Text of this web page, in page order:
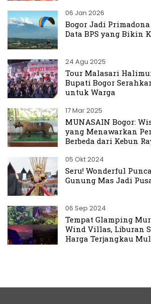
06 Jan 2026
Bogor Jadi
Data BPS yang Bikin
24 Agu 2025
Tour Malasari
Bupati Bogor
untuk Warga
17 Mar 2025
MUNASAIN Bogor:
yang Menawarkan
Berbeda dari Kebun
05 Okt 2024
Seru! Wonderful
Gunung Mas Jadi
06 Sep 2024
Tempat Glamping
Wind Villas, Liburan
Harga Terjangkau